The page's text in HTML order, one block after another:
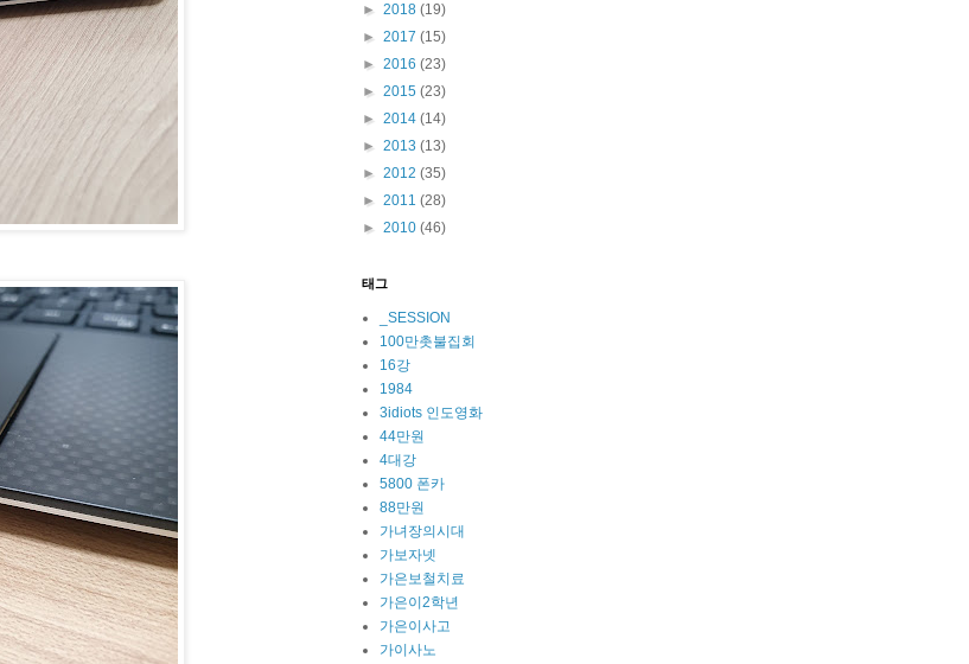
► 2018 (19)
► 2017 (15)
► 2016 (23)
► 2015 (23)
► 2014 (14)
► 2013 (13)
► 2012 (35)
► 2011 (28)
► 2010 (46)
태그
_SESSION
100만촛불집회
16강
1984
3idiots 인도영화
44만원
4대강
5800 폰카
88만원
가녀장의시대
가보자넷
가은보철치료
가은이2학년
가은이사고
가이사노